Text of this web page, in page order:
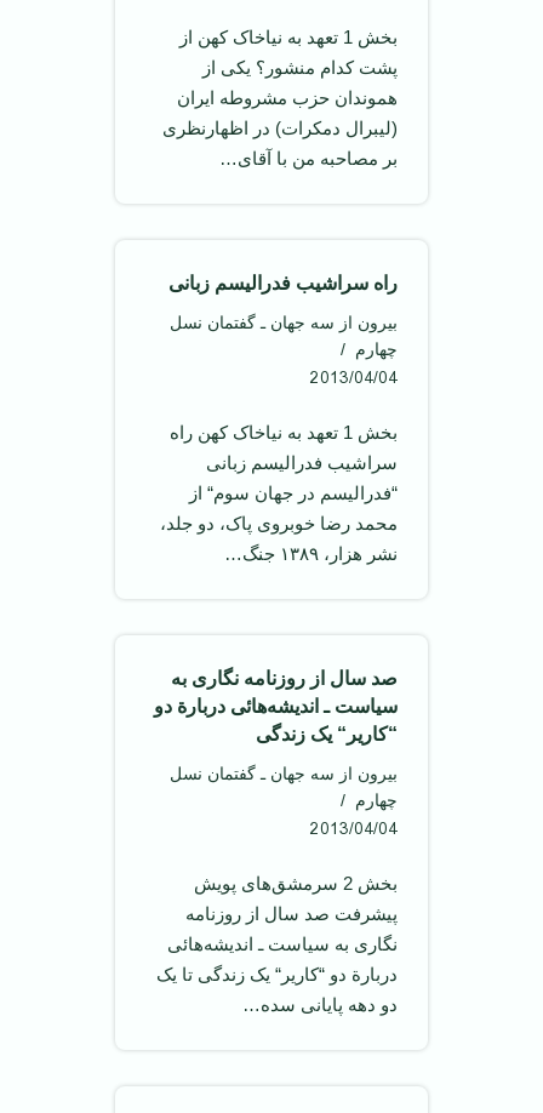
بخش 1 تعهد به نیاخاک کهن از
پشت کدام منشور؟ یکی از
هموندان حزب مشروطه ایران
(لیبرال دمکرات) در اظهار‌نظری
بر مصاحبه من با آقای…
راه سراشیب فدرالیسم زبانی
بیرون از سه جهان ـ گفتمان نسل
چهارم
2013/04/04
بخش 1 تعهد به نیاخاک کهن راه
سراشیب فدرالیسم زبانی
“فدرالیسم در جهان سوم“ از
محمد رضا خوبروی پاک، دو جلد،
نشر هزار، ۱۳۸۹ جنگ…
صد سال از روزنامه نگاری به
سیاست ـ اندیشه‌هائی دربارة دو
“کاریر“ یک زندگی
بیرون از سه جهان ـ گفتمان نسل
چهارم
2013/04/04
بخش 2 سرمشق‌های پویش
پیشرفت صد سال از روزنامه
نگاری به سیاست ـ اندیشه‌هائی
دربارة دو “کاریر“ یک زندگی تا یک
دو دهه پایانی سده…